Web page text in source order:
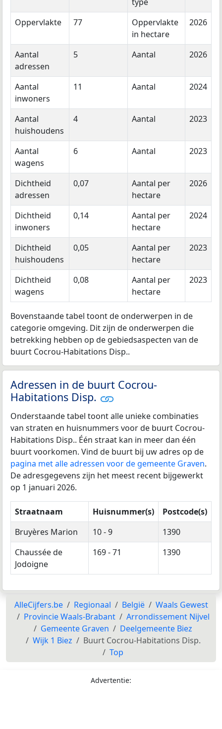
type
Oppervlakte
77
Oppervlakte
in hectare
2026
Aantal
adressen
5 Aantal 2026
Aantal
inwoners
11 Aantal 2024
Aantal
huishoudens
4 Aantal 2023
Aantal
wagens
6 Aantal 2023
Dichtheid
adressen
0,07
Aantal per
hectare
2026
Dichtheid
inwoners
0,14
Aantal per
hectare
2024
Dichtheid
huishoudens
0,05
Aantal per
hectare
2023
Dichtheid
wagens
0,08
Aantal per
hectare
2023
Bovenstaande tabel toont de onderwerpen in de
categorie omgeving. Dit zijn de onderwerpen die
betrekking hebben op de gebiedsaspecten van de
buurt Cocrou-Habitations Disp..
Adressen in de buurt Cocrou-
Habitations Disp.
Onderstaande tabel toont alle unieke combinaties
van straten en huisnummers voor de buurt Cocrou-
Habitations Disp.. Één straat kan in meer dan één
buurt voorkomen. Vind de buurt bij uw adres op de
pagina met alle adressen voor de gemeente Graven.
De adresgegevens zijn het meest recent bijgewerkt
op 1 januari 2026.
Straatnaam Huisnummer(s)
Postcode(s)
Bruyères Marion
10 - 9
1390
Chaussée de
Jodoigne
169 - 71 1390
AlleCijfers.be Regionaal België
Waals Gewest
Provincie Waals-Brabant
Arrondissement Nijvel
Gemeente Graven
Deelgemeente Biez
Wijk 1 Biez
Buurt Cocrou-Habitations Disp.
Top
Advertentie: